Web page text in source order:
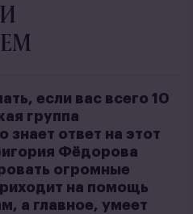
если вас всего 10
группа
знает ответ на этот
Фёдорова
огромные
на помощь
а главное, умеет